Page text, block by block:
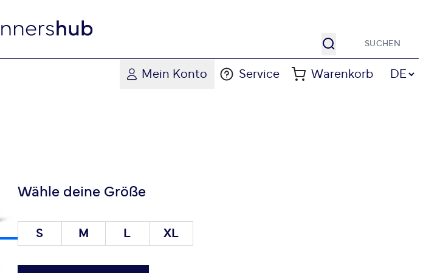
Suche
Mein Konto Service Warenkorb Sprache
DE
Wähle deine Größe
S M L XL